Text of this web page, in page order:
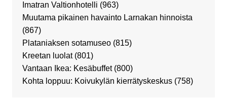
Imatran Valtionhotelli (963)
Muutama pikainen havainto Larnakan hinnoista
(867)
Plataniaksen sotamuseo (815)
Kreetan luolat (801)
Vantaan Ikea: Kesäbuffet (800)
Kohta loppuu: Koivukylän kierrätyskeskus (758)